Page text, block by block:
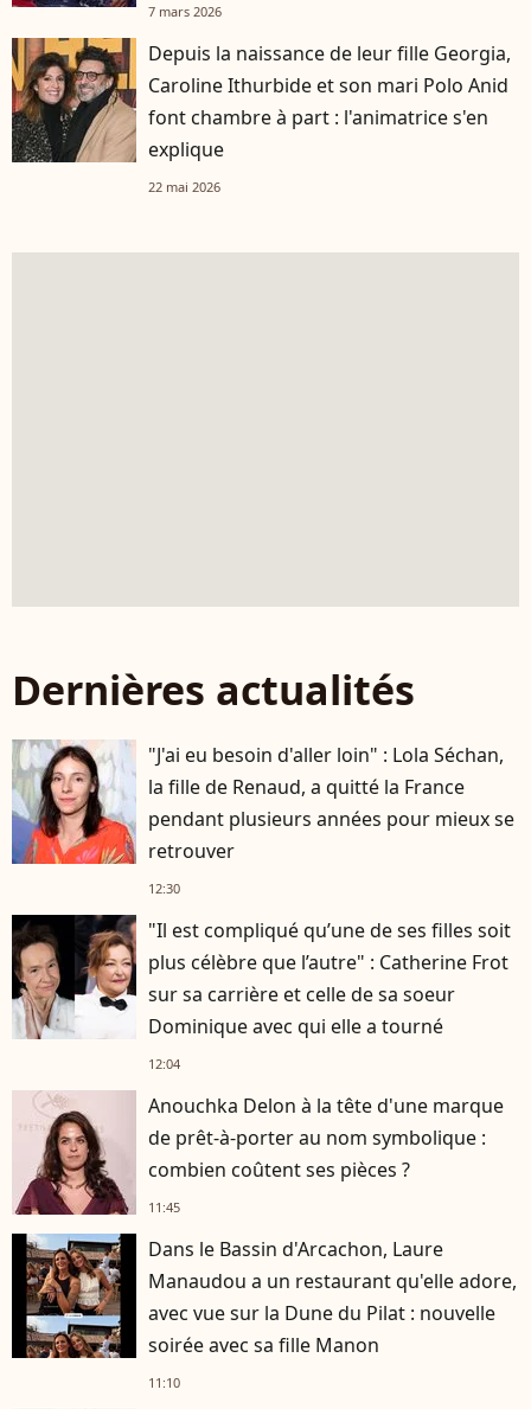
7 mars 2026
Depuis la naissance de leur fille Georgia,
Caroline Ithurbide et son mari Polo Anid
font chambre à part : l'animatrice s'en
explique
22 mai 2026
Dernières actualités
"J'ai eu besoin d'aller loin" : Lola Séchan,
la fille de Renaud, a quitté la France
pendant plusieurs années pour mieux se
retrouver
12:30
"Il est compliqué qu’une de ses filles soit
plus célèbre que l’autre" : Catherine Frot
sur sa carrière et celle de sa soeur
Dominique avec qui elle a tourné
12:04
Anouchka Delon à la tête d'une marque
de prêt-à-porter au nom symbolique :
combien coûtent ses pièces ?
11:45
Dans le Bassin d'Arcachon, Laure
Manaudou a un restaurant qu'elle adore,
avec vue sur la Dune du Pilat : nouvelle
soirée avec sa fille Manon
11:10